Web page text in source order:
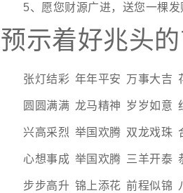
5、愿您财源广进，送您一棵
预示着好兆头
张灯结彩 年年平安 万事大吉
圆圆满满 龙马精神 岁岁如意
兴高采烈 举国欢腾 双龙戏珠
心想事成 举国欢腾 三羊开泰
步步高升 锦上添花 前程似锦